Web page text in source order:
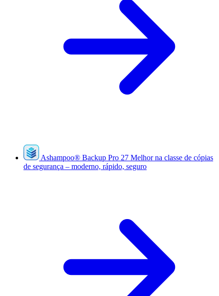
Ashampoo® Backup Pro 27 Melhor na classe de cópias
de segurança – moderno, rápido, seguro